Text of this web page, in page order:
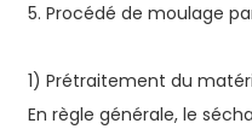
5. Procédé de moulage
1) Prétraitement du
En règle générale, le